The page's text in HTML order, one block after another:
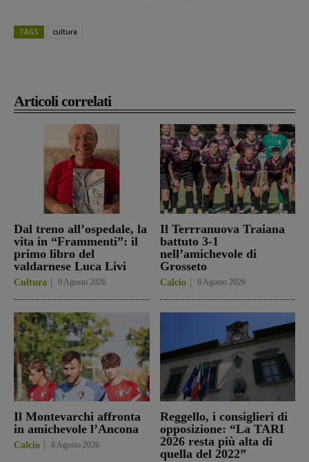
Articoli correlati
Dal treno all’ospedale, la
vita in “Frammenti”: il
primo libro del
valdarnese Luca Livi
Cultura 9 Agosto 2026
Il Terrranuova Traiana
battuto 3-1
nell’amichevole di
Grosseto
Calcio 8 Agosto 2026
Il Montevarchi affronta
in amichevole l’Ancona
Calcio 8 Agosto 2026
Reggello, i consiglieri di
opposizione: “La TARI
2026 resta più alta di
quella del 2022”
TAGS cultura